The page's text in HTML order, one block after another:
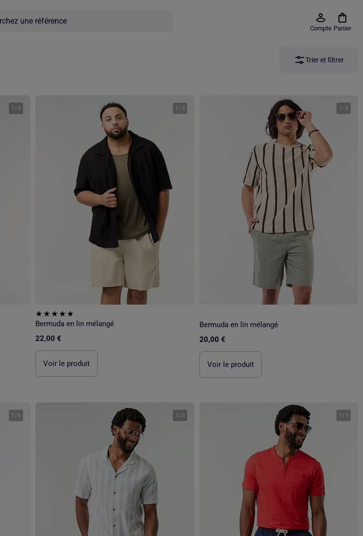
Compte Panier
Trier et filtrer
1 / 5 1 / 5
Bermuda en lin mélangé
22,00 €
Voir le produit
1 / 5
Bermuda en lin mélangé
20,00 €
Voir le produit
1 / 6 1 / 5 1 / 5